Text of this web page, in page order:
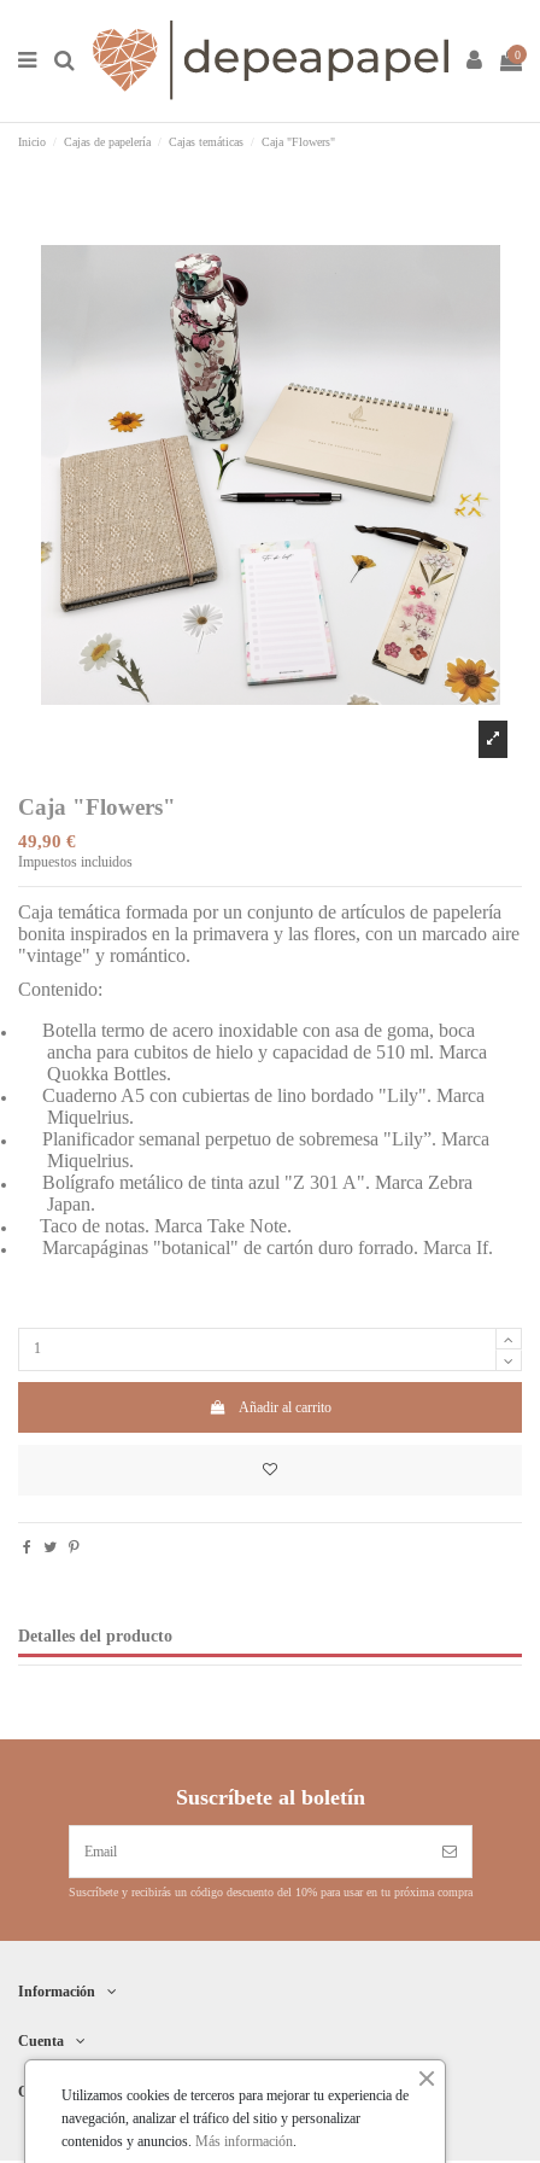
0
Inicio Cajas de papelería Cajas temáticas Caja "Flowers"
Caja "Flowers"
49,90 €
Impuestos incluidos
Caja temática formada por un conjunto de artículos de papelería
bonita inspirados en la primavera y las flores, con un marcado aire
"vintage" y romántico.
Contenido:
Botella termo de acero inoxidable con asa de goma, boca
ancha para cubitos de hielo y capacidad de 510 ml. Marca
Quokka Bottles.
Cuaderno A5 con cubiertas de lino bordado "Lily". Marca
Miquelrius.
Planificador semanal perpetuo de sobremesa "Lily”. Marca
Miquelrius.
Bolígrafo metálico de tinta azul "Z 301 A". Marca Zebra
Japan.
Taco de notas. Marca Take Note.
Marcapáginas "botanical" de cartón duro forrado. Marca If.
Añadir al carrito
Detalles del producto
Suscríbete al boletín
Suscríbete y recibirás un código descuento del 10% para usar en tu próxima compra
Información
Cuenta
ContactoUtilizamos cookies de terceros para mejorar tu experiencia de
navegación, analizar el tráfico del sitio y personalizar
contenidos y anuncios. Más información.